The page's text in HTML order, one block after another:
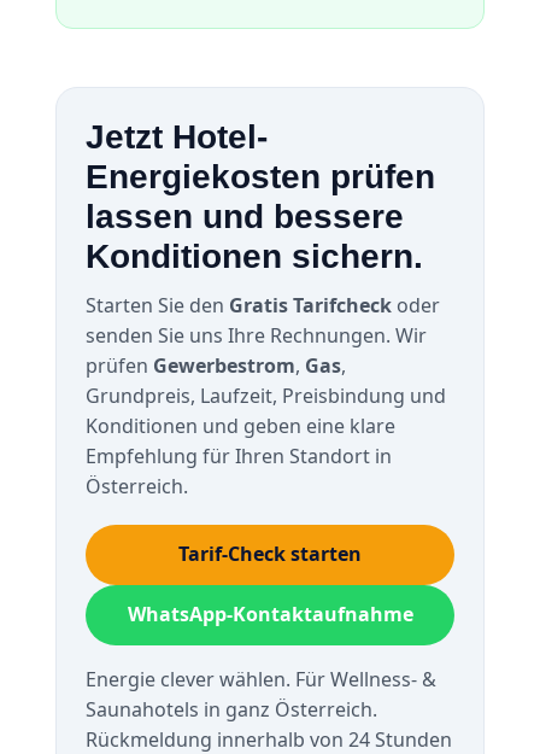
Jetzt Hotel-
Energiekosten prüfen
lassen und bessere
Konditionen sichern.
Starten Sie den Gratis Tarifcheck oder
senden Sie uns Ihre Rechnungen. Wir
prüfen Gewerbestrom, Gas,
Grundpreis, Laufzeit, Preisbindung und
Konditionen und geben eine klare
Empfehlung für Ihren Standort in
Österreich.
Tarif-Check starten
WhatsApp-Kontaktaufnahme
Energie clever wählen. Für Wellness- &
Saunahotels in ganz Österreich.
Rückmeldung innerhalb von 24 Stunden